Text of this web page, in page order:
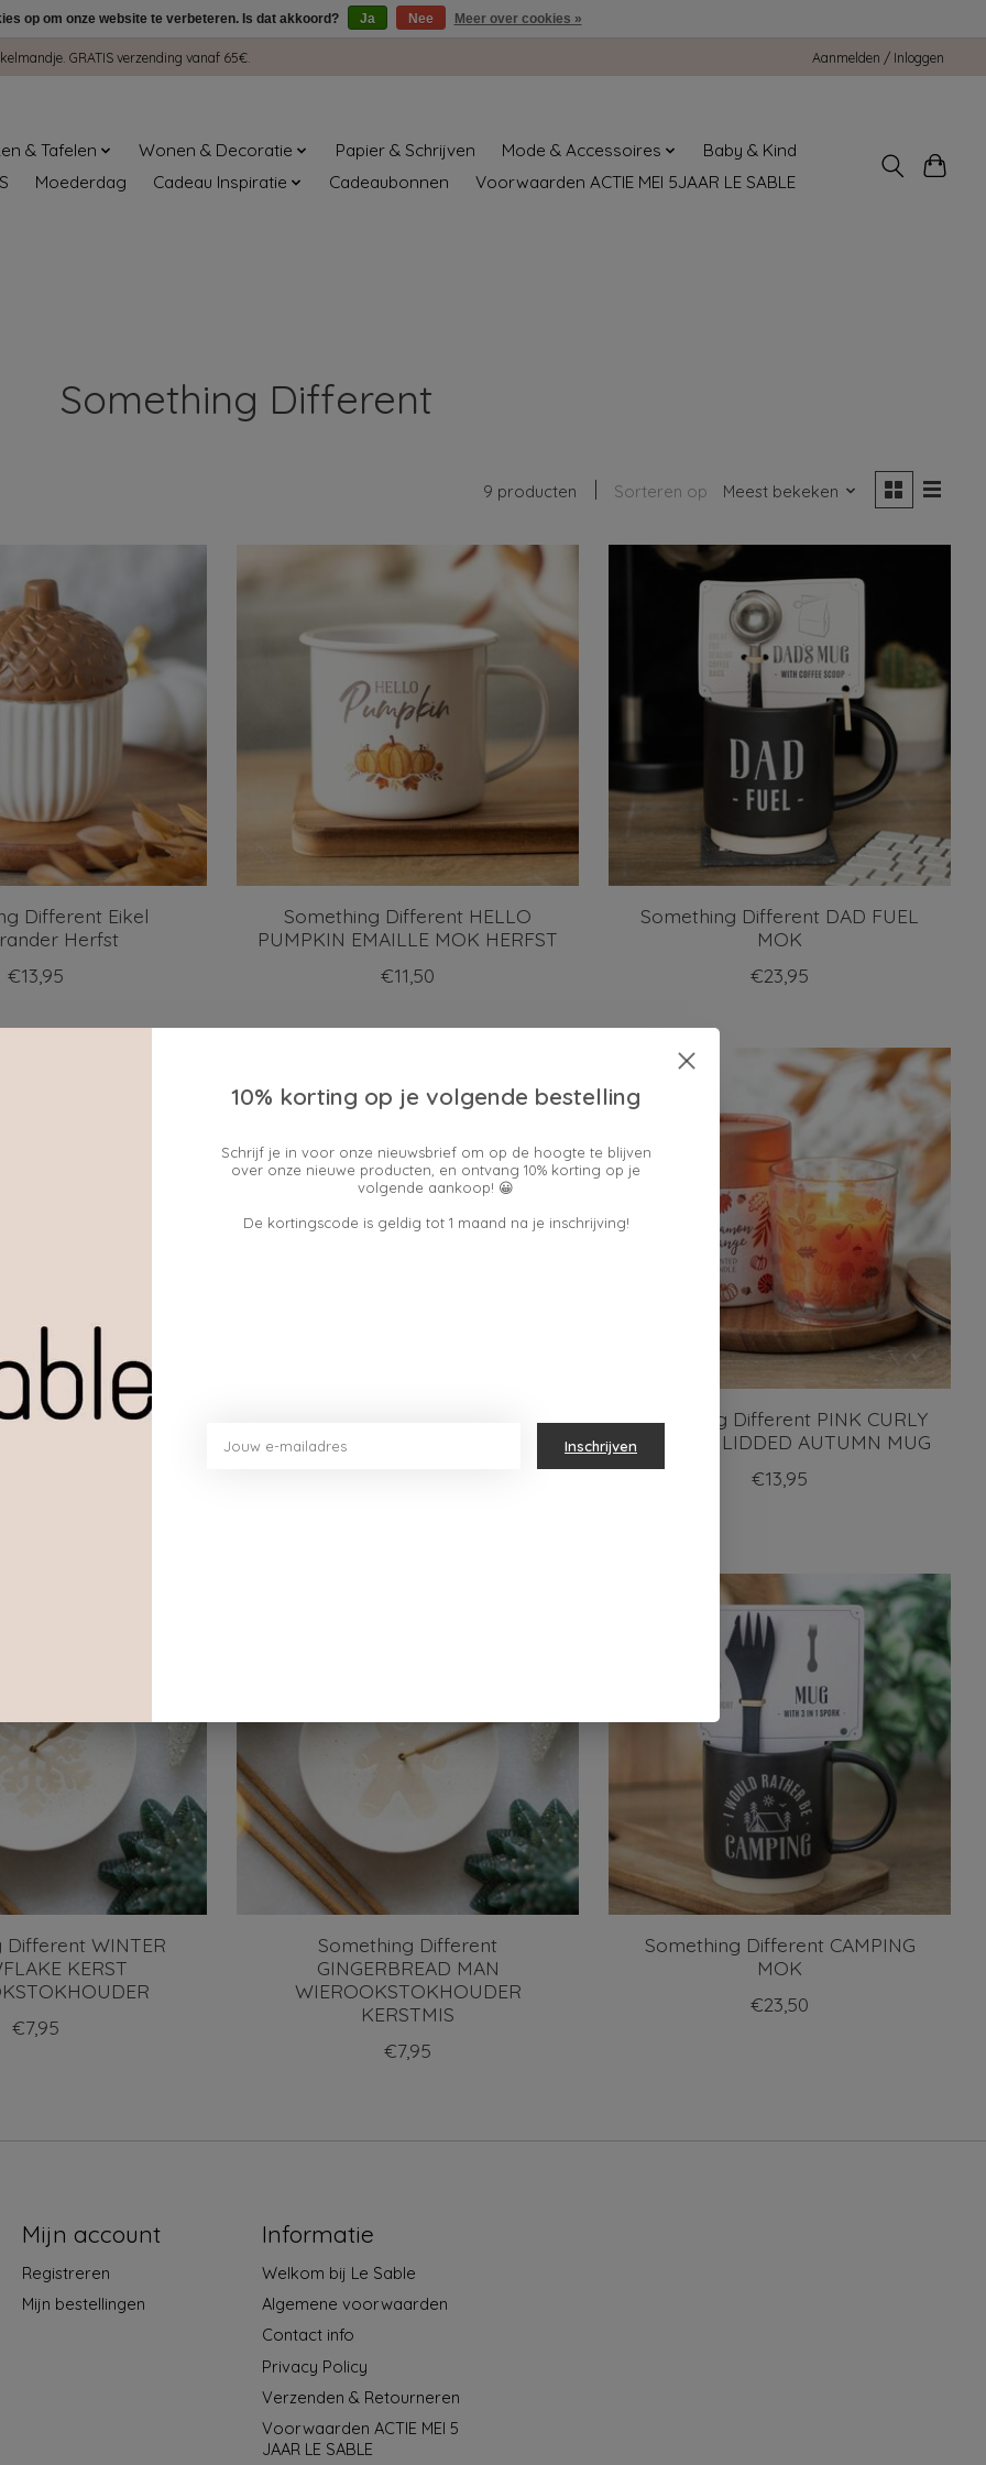
GRATIS verzending vanaf 65€. Aanmelden / Inloggen
& Tafelen Wonen & Decoratie Papier & Schrijven Mode & Accessoires
Baby & Kind
Moederdag Cadeau Inspiratie Cadeaubonnen Voorwaarden ACTIE MEI 5JAAR LE SABLE
Something Different
9 producten Sorteren op Meest bekeken
Different Eikel
Herfst
€13,95
Something Different HELLO
PUMPKIN EMAILLE MOK HERFST
€11,50
Something Different DAD FUEL
MOK
€23,95
PUMPKIN
Something Different APPELSIEN
OLIEBRANDER
Something Different PINK CURLY
PUMPKIN LIDDED AUTUMN MUG
€13,95
Different WINTER
KERST
€7,95
Something Different
GINGERBREAD MAN
WIEROOKSTOKHOUDER
KERSTMIS
€7,95
Something Different CAMPING
MOK
€23,50
Mijn account
Registreren
Mijn bestellingen
Informatie
Welkom bij Le Sable
Algemene voorwaarden
Contact info
Privacy Policy
Verzenden & Retourneren
Voorwaarden ACTIE MEI 5
JAAR LE SABLE
op om onze website te verbeteren. Is dat akkoord? Ja Nee Meer over cookies »
10% korting op je volgende bestelling
Schrijf je in voor onze nieuwsbrief om op de hoogte te blijven
over onze nieuwe producten, en ontvang 10% korting op je
volgende aankoop! 😀
De kortingscode is geldig tot 1 maand na je inschrijving!
Inschrijven